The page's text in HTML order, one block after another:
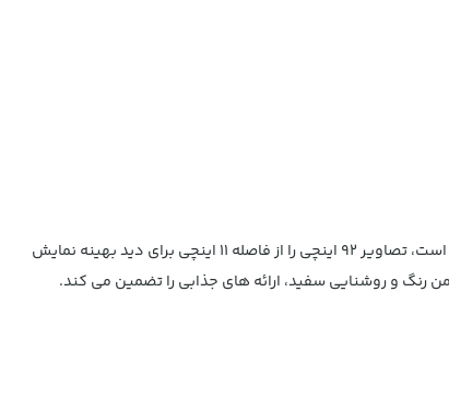
نمایشگر نمایش کوتاه PowerLite 680 با ارائه روشنایی قدرتمند، همکاری کلاس را بیشتر می کند. این نمایشگر XGA که برای کلاس درس امروزی طراحی شده است، تصاویر 92 اینچی را از فاصله 11 اینچی برای دید بهینه نمایش